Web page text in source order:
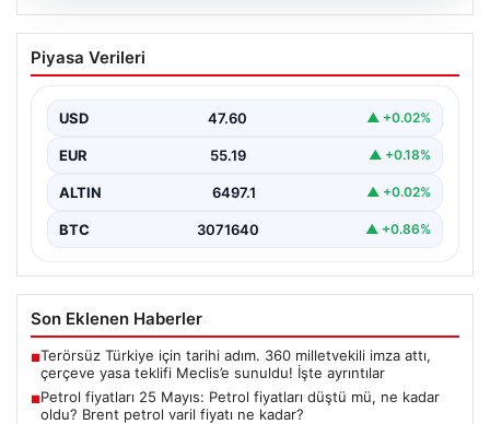
Petrol fiyatları 25 Mayıs: Petrol fiyatları
düştü mü, ne kadar oldu? Brent petrol
Piyasa Verileri
USD 47.60 ▲ +0.02%
EUR 55.19 ▲ +0.18%
ALTIN 6497.1 ▲ +0.02%
BTC 3071640 ▲ +0.86%
Son Eklenen Haberler
■Terörsüz Türkiye için tarihi adım. 360 milletvekili imza attı,
çerçeve yasa teklifi Meclis’e sunuldu! İşte ayrıntılar
■Petrol fiyatları 25 Mayıs: Petrol fiyatları düştü mü, ne kadar
oldu? Brent petrol varil fiyatı ne kadar?